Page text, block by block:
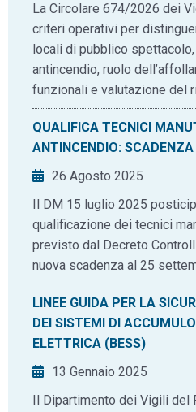
La Circolare 674/2026 dei
criteri operativi per
locali di pubblico
antincendio, ruolo
funzionali e valutazione del
QUALIFICA TECNICI
ANTINCENDIO:
26 Agosto 2025
Il DM 15 luglio 2025
qualificazione dei tecnici
previsto dal Decreto
nuova scadenza al 25
LINEE GUIDA PER LA
DEI SISTEMI DI
ELETTRICA (BESS)
13 Gennaio 2025
Il Dipartimento dei Vigili del